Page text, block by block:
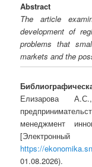
Abstract
The article
development of
problems that
markets and the
Елизарова
менеджмент
https://
01.08.2026).